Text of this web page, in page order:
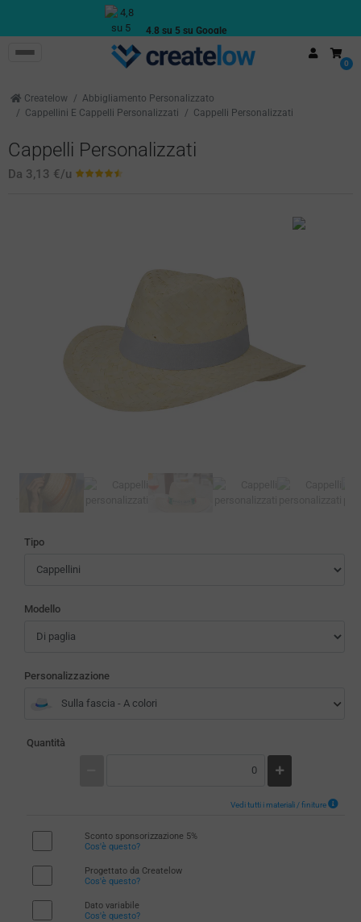
4,8 su 5 su Google
0
Createlow
Abbigliamento Personalizzato
Cappellini E Cappelli Personalizzati
Cappelli Personalizzati
Cappelli Personalizzati
Da 3,13 €/u
Tipo
Modello
Personalizzazione
Sulla fascia - A colori
Quantità
Vedi tutti i materiali / finiture
Sconto sponsorizzazione 5%
Cos'è questo?
Progettato da Createlow
Cos'è questo?
Dato variabile
Cos'è questo?